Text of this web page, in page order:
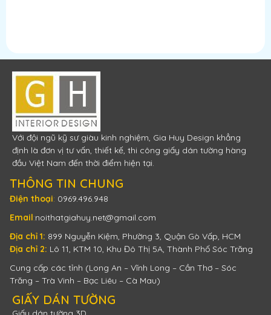
Với đội ngũ kỹ sư giàu kinh nghiệm, Gia Huy Design khẳng
định là đơn vị tư vấn, thiết kế, thi công giấy dán tường hàng
đầu Việt Nam đến thời điểm hiện tại.
THÔNG TIN CHUNG
Điện thoại: 0969.496.948
Email:noithatgiahuy.net@gmail.com
Địa chỉ 1: 899 Nguyễn Kiệm, Phường 3, Quận Gò Vấp, HCM
Địa chỉ 2: Lô 11, KTM 10, Khu Đô Thị 5A, Thành Phố Sóc Trăng
Cung cấp các tỉnh (Long An – Vĩnh Long – Cần Thơ – Sóc
Trăng – Trà Vinh – Bạc Liêu – Cà Mau)
GIẤY DÁN TƯỜNG